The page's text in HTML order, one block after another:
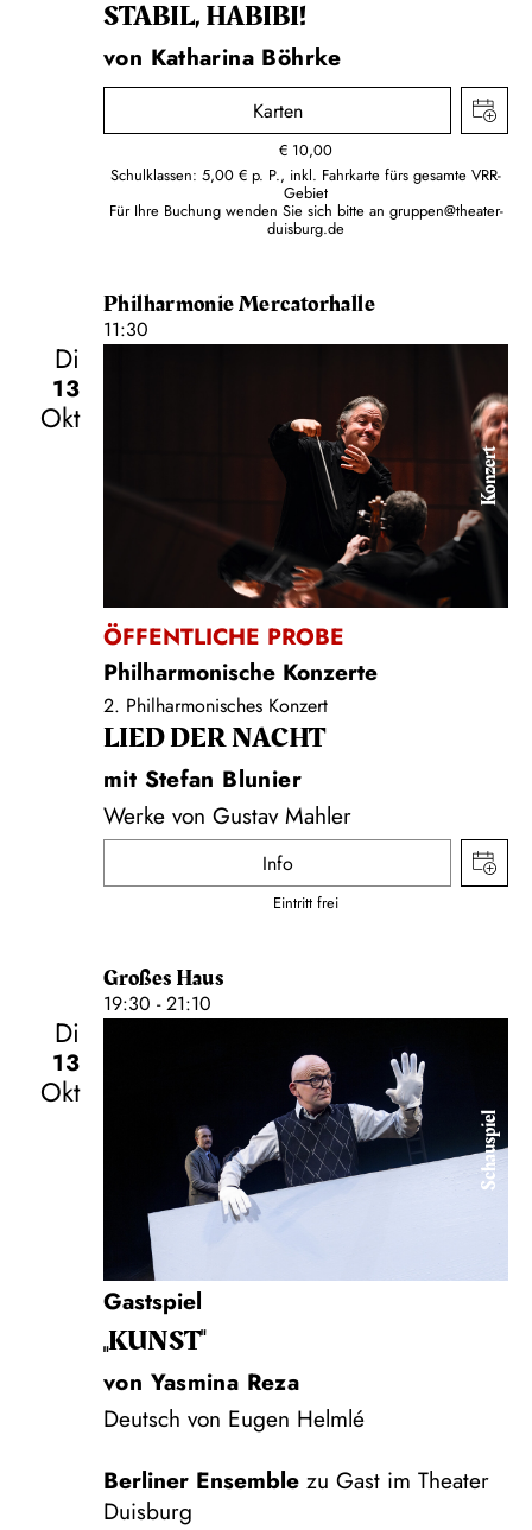
STABIL, HABIBI!
von Katharina Böhrke
Karten
€ 10,00
Schulklassen: 5,00 € p. P., inkl. Fahrkarte fürs gesamte VRR-
Gebiet
Für Ihre Buchung wenden Sie sich bitte an gruppen@theater-
duisburg.de
Philharmonie Mercatorhalle
11:30
Di
13
Okt
Konzert
ÖFFENTLICHE PROBE
Philharmonische Konzerte
2. Philharmonisches Konzert
LIED DER NACHT
mit Stefan Blunier
Werke von Gustav Mahler
Info
Eintritt frei
Großes Haus
19:30 - 21:10
Di
13
Okt
Schauspiel
Gastspiel
„KUNST"
von Yasmina Reza
Deutsch von Eugen Helmlé
Berliner Ensemble zu Gast im Theater
Duisburg